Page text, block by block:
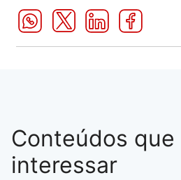
Conteúdos
interessar